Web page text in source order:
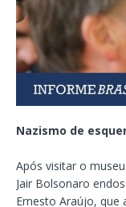
Nazismo de
Após visitar o
Jair Bolsonaro
Ernesto Araújo, que